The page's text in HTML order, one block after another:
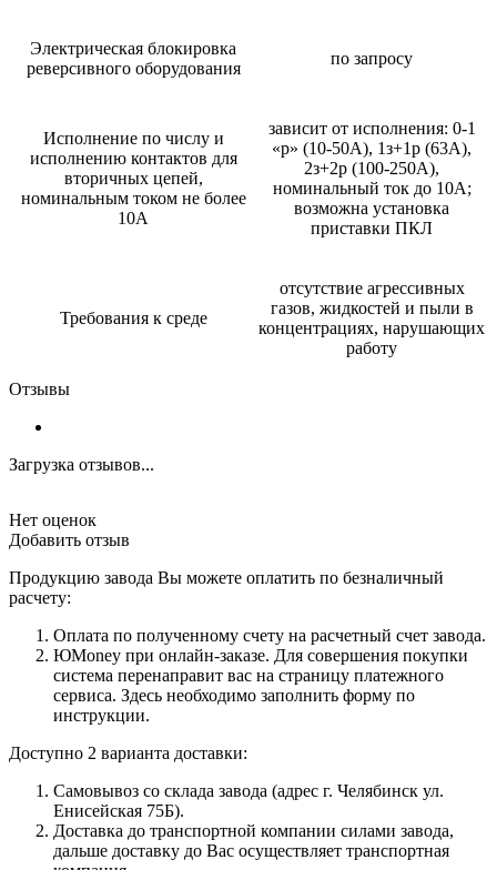
Электрическая блокировка
реверсивного оборудования
по запросу
Исполнение по числу и
исполнению контактов для
вторичных цепей,
номинальным током не более
10А
зависит от исполнения: 0-1
«р» (10-50А), 1з+1р (63А),
2з+2р (100-250А),
номинальный ток до 10А;
возможна установка
приставки ПКЛ
Требования к среде
отсутствие агрессивных
газов, жидкостей и пыли в
концентрациях, нарушающих
работу
Отзывы
Загрузка отзывов...
Нет оценок
Добавить отзыв
Продукцию завода Вы можете оплатить по безналичный
расчету:
Оплата по полученному счету на расчетный счет завода.
ЮMoney при онлайн-заказе. Для совершения покупки
система перенаправит вас на страницу платежного
сервиса. Здесь необходимо заполнить форму по
инструкции.
Доступно 2 варианта доставки:
Самовывоз со склада завода (адрес г. Челябинск ул.
Енисейская 75Б).
Доставка до транспортной компании силами завода,
дальше доставку до Вас осуществляет транспортная